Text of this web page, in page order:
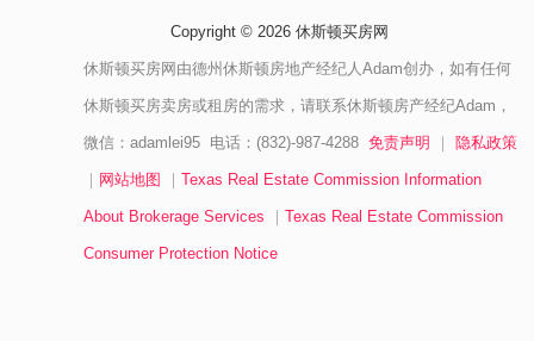
Copyright © 2026 休斯顿买房网
休斯顿买房网由德州休斯顿房地产经纪人Adam创办，如有任何
休斯顿买房卖房或租房的需求，请联系休斯顿房产经纪Adam，
微信：adamlei95 电话：(832)-987-4288 免责声明 隐私政策
网站地图 Texas Real Estate Commission Information
About Brokerage Services Texas Real Estate Commission
Consumer Protection Notice